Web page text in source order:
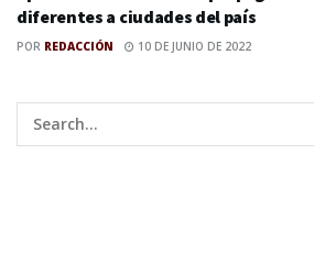
diferentes a ciudades del país
POR REDACCIÓN 10 DE JUNIO DE 2022